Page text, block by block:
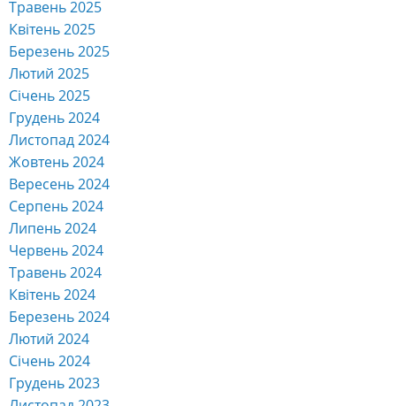
Травень 2025
Квітень 2025
Березень 2025
Лютий 2025
Січень 2025
Грудень 2024
Листопад 2024
Жовтень 2024
Вересень 2024
Серпень 2024
Липень 2024
Червень 2024
Травень 2024
Квітень 2024
Березень 2024
Лютий 2024
Січень 2024
Грудень 2023